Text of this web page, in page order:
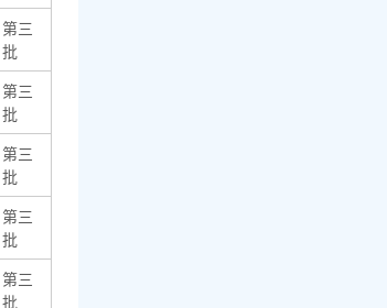
第三
批
第三
批
第三
批
第三
批
第三
批